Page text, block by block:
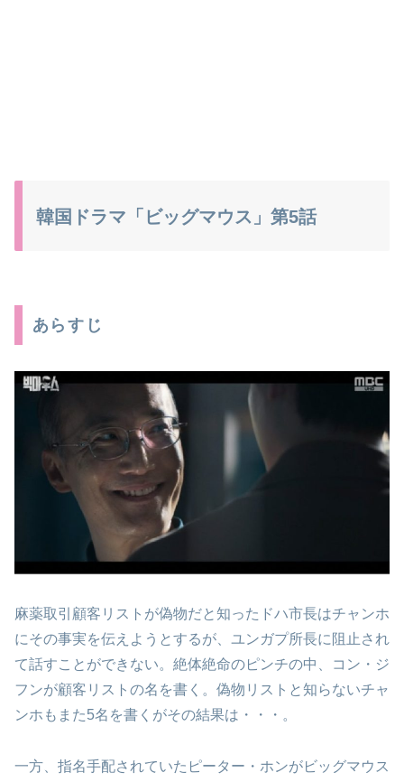
韓国ドラマ「ビッグマウス」第5話
あらすじ
麻薬取引顧客リストが偽物だと知ったドハ市長はチャンホ
にその事実を伝えようとするが、ユンガプ所長に阻止され
て話すことができない。絶体絶命のピンチの中、コン・ジ
フンが顧客リストの名を書く。偽物リストと知らないチャ
ンホもまた5名を書くがその結果は・・・。
一方、指名手配されていたピーター・ホンがビッグマウス